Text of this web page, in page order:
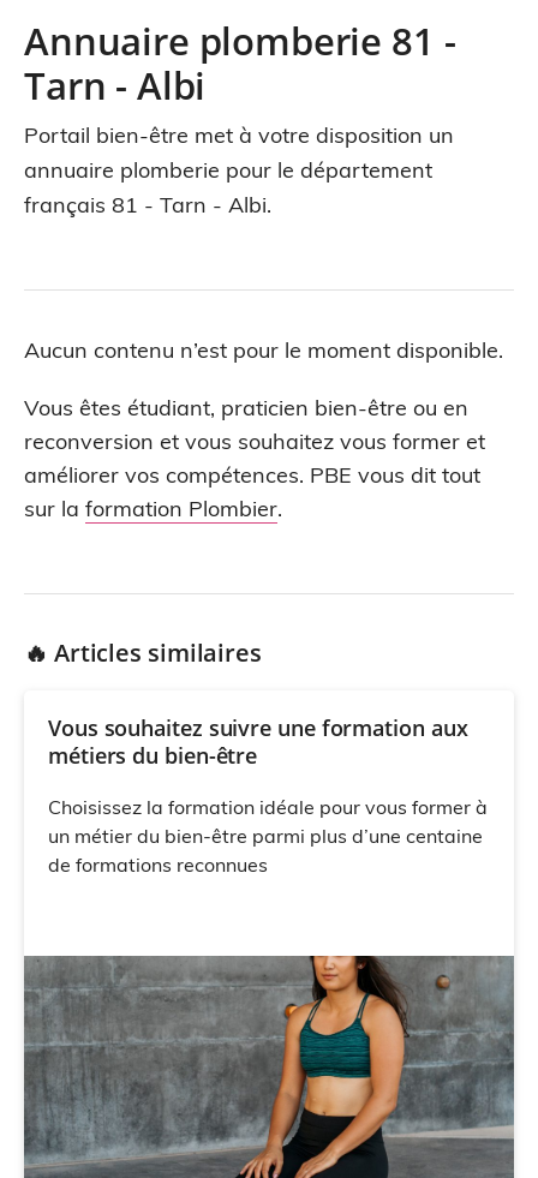
Annuaire plomberie 81 -
Tarn - Albi
Portail bien-être met à votre disposition un
annuaire plomberie pour le département
français 81 - Tarn - Albi.
Aucun contenu n’est pour le moment disponible.
Vous êtes étudiant, praticien bien-être ou en
reconversion et vous souhaitez vous former et
améliorer vos compétences. PBE vous dit tout
sur la formation Plombier.
🔥 Articles similaires
Vous souhaitez suivre une formation aux
métiers du bien-être
Choisissez la formation idéale pour vous former à
un métier du bien-être parmi plus d’une centaine
de formations reconnues